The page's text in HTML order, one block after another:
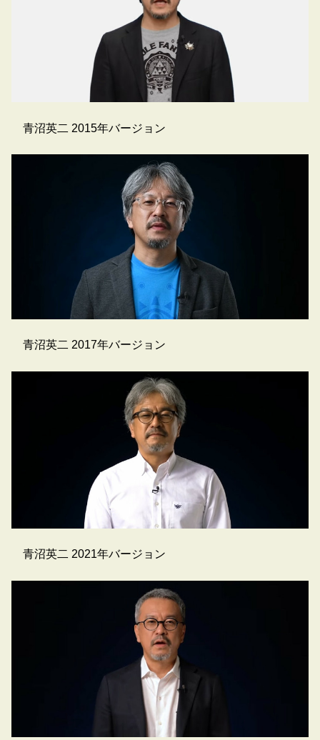
青沼英二 2015年バージョン
青沼英二 2017年バージョン
青沼英二 2021年バージョン